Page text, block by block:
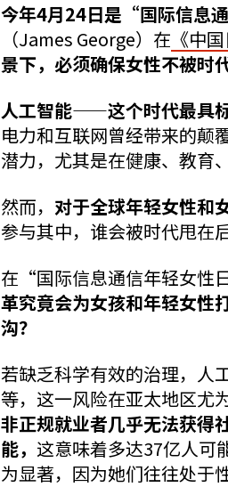
今年4月24日是“国际信息
（James George）在 《中
景下，必须确保女性不被时
人工智能——这个时代最具标
电力和互联网曾经带来的颠
潜力，尤其是在健康、教育
然而， 对于全球年轻女性和
参与其中，谁会被时代甩在
在“国际信息通信年轻女性
革究竟会为女孩和年轻女性
沟？
若缺乏科学有效的治理，人
等，这一风险在亚太地区尤
非正规就业者几乎无法获得
能， 这意味着多达37亿人可
为显著，因为她们往往处于